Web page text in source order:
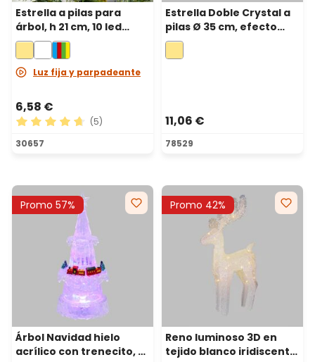
Estrella a pilas para
árbol, h 21 cm, 10 led
blanco cálido
Luz fija y parpadeante
6,58 €
Calificación promedio de 4.8 de 5 estrellas
(5)
30657
Estrella Doble Crystal a
pilas Ø 35 cm, efecto
doble 2D y 3D, Microled
blanco cálido, uso
11,06 €
78529
Promo 57%
Árbol Navidad hielo
acrílico con trenecito, a
Promo 42%
Reno luminoso 3D en
tejido blanco iridiscente,